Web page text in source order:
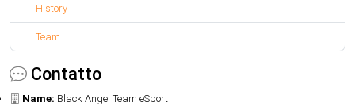
History
Team
Contatto
Name: Black Angel Team eSport